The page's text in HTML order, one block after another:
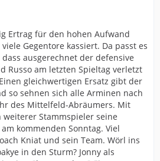
Ertrag für den hohen Aufwand
Gegentore kassiert. Da passt es
ausgerechnet der defensive
Russo am letzten Spieltag verletzt
gleichwertigen Ersatz gibt der
so sehnen sich alle Arminen nach
des Mittelfeld-Abräumers. Mit
Stammspieler seine
kommenden Sonntag. Viel
Kniat und sein Team. Wörl ins
in den Sturm? Jonny als